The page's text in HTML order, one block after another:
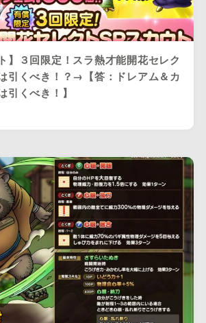
】３回限定！スラ熱才能開花セレク
引くべき！？→【答：ドレアム＆カ
引くべき！】